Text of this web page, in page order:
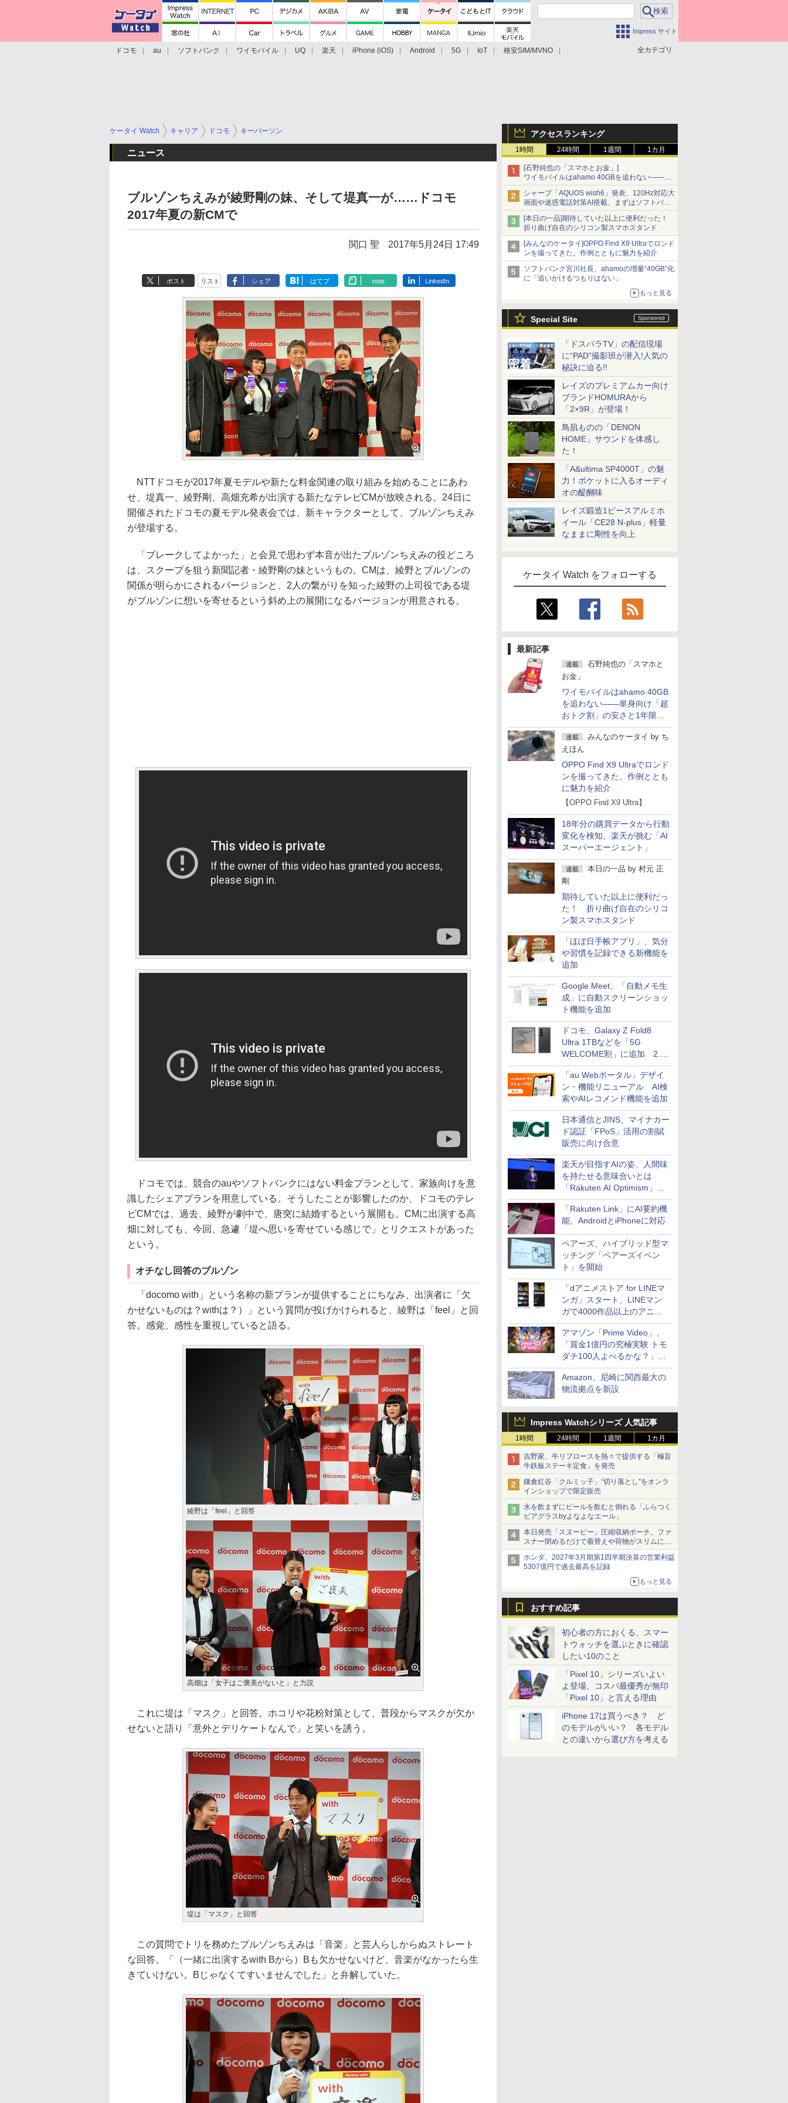
Impress サイト
全カテゴリ
ドコモ au ソフトバンク ワイモバイル UQ 楽天 iPhone (iOS) Android 5G IoT
格安SIM/MVNO
アクセスランキング
1時間 24時間 1週間 1カ月
[石野純也の「スマホとお金」]
ワイモバイルはahamo 40GBを追わない――単
身向け「超おトク割」の安さと1年限定の注意
点
シャープ「AQUOS wish6」発表、120Hz対応大
画面や迷惑電話対策AI搭載、まずはソフトバン
クの法人向け
[本日の一品]期待していた以上に便利だった！
折り曲げ自在のシリコン製スマホスタンド
[みんなのケータイ]OPPO Find X9 Ultraでロンド
ンを撮ってきた。作例とともに魅力を紹介
ソフトバンク宮川社長、ahamoの増量“40GB”化
に「追いかけるつもりはない」
もっと見る
Special Site
「ドスパラTV」の配信現場
に“PAD”撮影班が潜入!人気の
秘訣に迫る!!
レイズのプレミアムカー向け
ブランドHOMURAから
「2×9R」が登場！
鳥肌ものの「DENON
HOME」サウンドを体感し
た！
「A&ultima SP4000T」の魅
力！ポケットに入るオーディ
オの醍醐味
レイズ鍛造1ピースアルミホ
イール「CE28 N-plus」軽量
なままに剛性を向上
ケータイ Watch をフォローする
最新記事
連載
石野純也の「スマホと
お金」
ワイモバイルはahamo 40GB
を追わない――単身向け「超
おトク割」の安さと1年限定
の注意点
連載 みんなのケータイ by ち
えほん
OPPO Find X9 Ultraでロンド
ンを撮ってきた。作例ととも
に魅力を紹介
【OPPO Find X9 Ultra】
18年分の購買データから行動
変化を検知、楽天が挑む「AI
スーパーエージェント」
連載 本日の一品 by 村元 正
剛
期待していた以上に便利だっ
た！ 折り曲げ自在のシリコ
ン製スマホスタンド
「ほぼ日手帳アプリ」、気分
や習慣を記録できる新機能を
追加
Google Meet、「自動メモ生
成」に自動スクリーンショッ
ト機能を追加
ドコモ、Galaxy Z Fold8
Ultra 1TBなどを「5G
WELCOME割」に追加 2.2
万円引き
「au Webポータル」デザイ
ン・機能リニューアル AI検
索やAIレコメンド機能を追加
日本通信とJINS、マイナカー
ド認証「FPoS」活用の割賦
販売に向け合意
楽天が目指すAIの姿、人間味
を持たせる意味合いとは
「Rakuten AI Optimism」三
木谷氏の基調講演
「Rakuten Link」にAI要約機
能、AndroidとiPhoneに対応
ペアーズ、ハイブリッド型マ
ッチング「ペアーズイベン
ト」を開始
「dアニメストア for LINEマ
ンガ」スタート、LINEマン
ガで4000作品以上のアニメ
見放題
アマゾン「Prime Video」、
「賞金1億円の究極実験 トモ
ダチ100人よべるかな？」シ
ーズン2の参加者公開
Amazon、尼崎に関西最大の
物流拠点を新設
Impress Watchシリーズ 人気記事
1時間 24時間 1週間 1カ月
吉野家、牛リブロースを熱々で提供する「極旨
牛鉄板ステーキ定食」を発売
鎌倉紅谷「クルミッ子」“切り落とし”をオンラ
インショップで限定販売
水を飲まずにビールを飲むと倒れる「ふらつく
ビアグラスbyよなよなエール」
本日発売「スヌーピー」圧縮収納ポーチ。ファ
スナー閉めるだけで着替えや荷物がスリムにま
とまる
ホンダ、2027年3月期第1四半期決算の営業利益
5307億円で過去最高を記録
もっと見る
おすすめ記事
初心者の方におくる、スマー
トウォッチを選ぶときに確認
したい10のこと
「Pixel 10」シリーズいよい
よ登場、コスパ最優秀が無印
「Pixel 10」と言える理由
iPhone 17は買うべき？ ど
のモデルがいい？ 各モデル
との違いから選び方を考える
ケータイ Watch キャリア ドコモ キーパーソン
ニュース
ブルゾンちえみが綾野剛の妹、そして堤真一が……ドコモ
2017年夏の新CMで
関口 聖 2017年5月24日 17:49
ポスト リスト シェア はてブ note LinkedIn
NTTドコモが2017年夏モデルや新たな料金関連の取り組みを始めることにあわ
せ、堤真一、綾野剛、高畑充希が出演する新たなテレビCMが放映される。24日に
開催されたドコモの夏モデル発表会では、新キャラクターとして、ブルゾンちえみ
が登場する。
「ブレークしてよかった」と会見で思わず本音が出たブルゾンちえみの役どころ
は、スクープを狙う新聞記者・綾野剛の妹というもの。CMは、綾野とブルゾンの
関係が明らかにされるバージョンと、2人の繋がりを知った綾野の上司役である堤
がブルゾンに想いを寄せるという斜め上の展開になるバージョンが用意される。
ドコモでは、競合のauやソフトバンクにはない料金プランとして、家族向けを意
識したシェアプランを用意している。そうしたことが影響したのか、ドコモのテレ
ビCMでは、過去、綾野が劇中で、唐突に結婚するという展開も。CMに出演する高
畑に対しても、今回、急遽「堤へ思いを寄せている感じで」とリクエストがあった
という。
オチなし回答のブルゾン
「docomo with」という名称の新プランが提供することにちなみ、出演者に「欠
かせないものは？withは？）」という質問が投げかけられると、綾野は「feel」と回
答。感覚、感性を重視していると語る。
綾野は「feel」と回答
高畑は「女子はご褒美がないと」と力説
これに堤は「マスク」と回答。ホコリや花粉対策として、普段からマスクが欠か
せないと語り「意外とデリケートなんで」と笑いを誘う。
堤は「マスク」と回答
この質問でトリを務めたブルゾンちえみは「音楽」と芸人らしからぬストレート
な回答。「（一緒に出演するwith Bから）Bも欠かせないけど、音楽がなかったら生
きていけない。Bじゃなくてすいませんでした」と弁解していた。